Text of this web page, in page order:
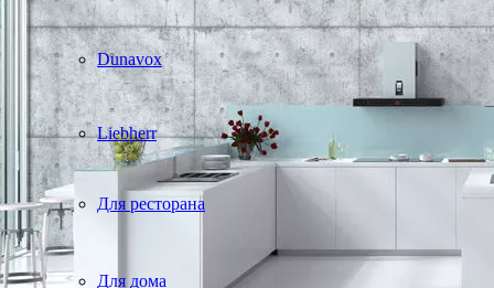
Dunavox
Liebherr
Для ресторана
Для дома